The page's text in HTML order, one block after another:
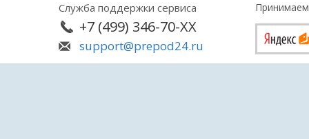
Служба поддержки сервиса
+7 (499) 346-70-XX
support@prepod24.ru